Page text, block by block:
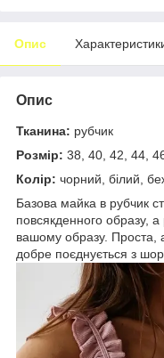
Опис
Опис
Тканина: рубчик
Розмір: 38, 40, 42, 44,
Колір: чорний, білий,
Базова майка в рубчик
повсякденного образу,
вашому образу. Проста,
добре поєднується з